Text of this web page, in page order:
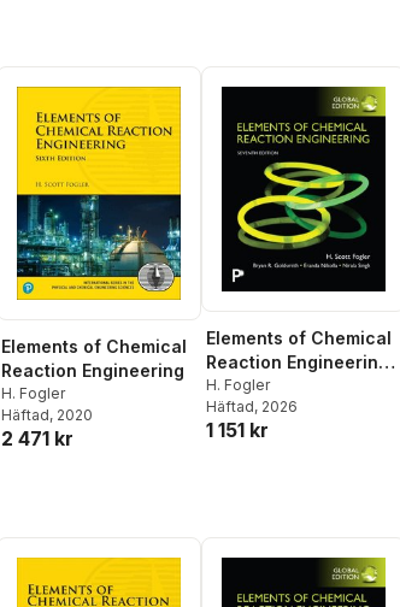
Elements of Chemical
Reaction Engineering
H. Fogler
Häftad, 2020
2 471 kr
Elements of Chemical
Reaction Engineering,
Global Edition
H. Fogler
Häftad, 2026
1 151 kr